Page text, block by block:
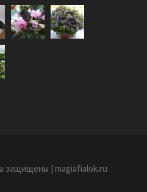
защищены | magiafialok.ru